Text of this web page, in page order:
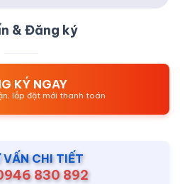
& Đăng ký
KÝ NGAY
lắp đặt mới thanh toán
VẤN CHI TIẾT
830 892